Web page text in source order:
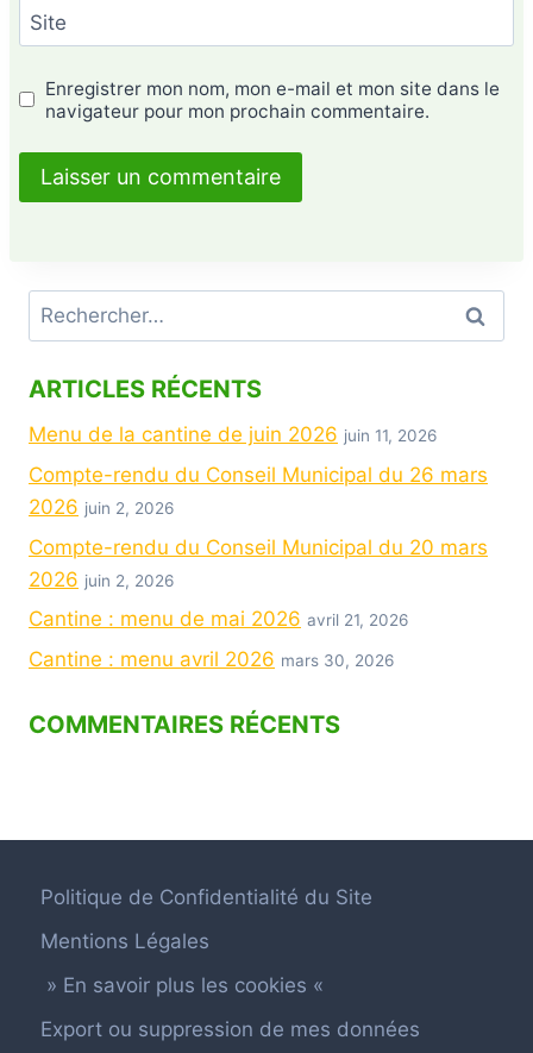
Site
Enregistrer mon nom, mon e-mail et mon site dans le
navigateur pour mon prochain commentaire.
ARTICLES RÉCENTS
Menu de la cantine de juin 2026 juin 11, 2026
Compte-rendu du Conseil Municipal du 26 mars
2026 juin 2, 2026
Compte-rendu du Conseil Municipal du 20 mars
2026 juin 2, 2026
Cantine : menu de mai 2026 avril 21, 2026
Cantine : menu avril 2026 mars 30, 2026
COMMENTAIRES RÉCENTS
Politique de Confidentialité du Site
Mentions Légales
» En savoir plus les cookies «
Export ou suppression de mes données